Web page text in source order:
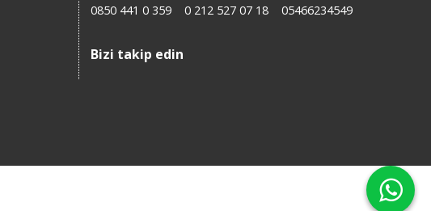
0850 441 0 359
0 212 527 07 18 05466234549
Bizi takip edin